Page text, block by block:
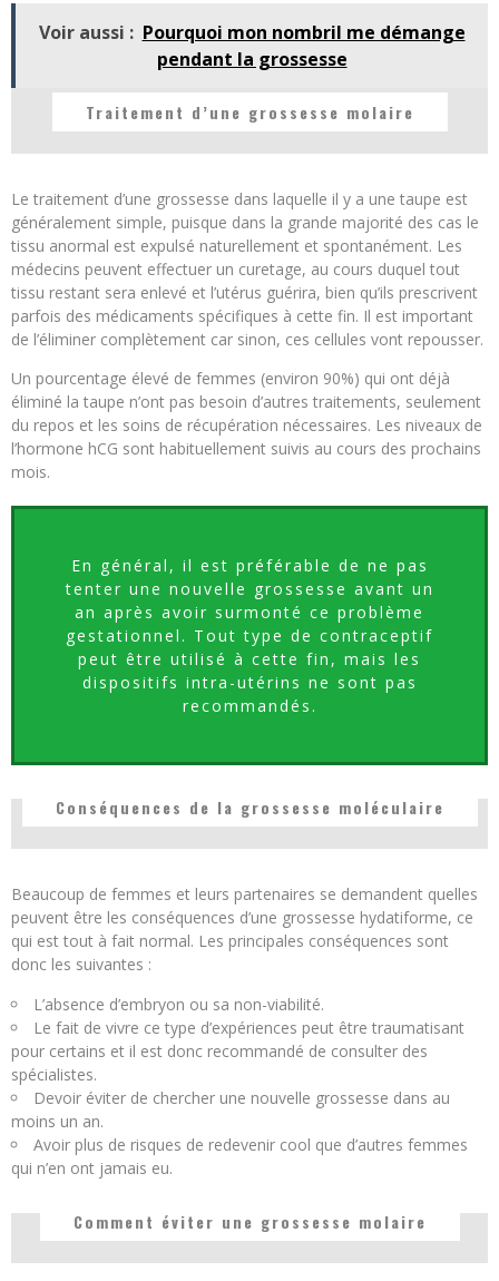
Voir aussi : Pourquoi mon nombril me démange
pendant la grossesse
Traitement d’une grossesse molaire
Le traitement d’une grossesse dans laquelle il y a une taupe est
généralement simple, puisque dans la grande majorité des cas le
tissu anormal est expulsé naturellement et spontanément. Les
médecins peuvent effectuer un curetage, au cours duquel tout
tissu restant sera enlevé et l’utérus guérira, bien qu’ils prescrivent
parfois des médicaments spécifiques à cette fin. Il est important
de l’éliminer complètement car sinon, ces cellules vont repousser.
Un pourcentage élevé de femmes (environ 90%) qui ont déjà
éliminé la taupe n’ont pas besoin d’autres traitements, seulement
du repos et les soins de récupération nécessaires. Les niveaux de
l’hormone hCG sont habituellement suivis au cours des prochains
mois.
En général, il est préférable de ne pas
tenter une nouvelle grossesse avant un
an après avoir surmonté ce problème
gestationnel. Tout type de contraceptif
peut être utilisé à cette fin, mais les
dispositifs intra-utérins ne sont pas
recommandés.
Conséquences de la grossesse moléculaire
Beaucoup de femmes et leurs partenaires se demandent quelles
peuvent être les conséquences d’une grossesse hydatiforme, ce
qui est tout à fait normal. Les principales conséquences sont
donc les suivantes :
L’absence d’embryon ou sa non-viabilité.
Le fait de vivre ce type d’expériences peut être traumatisant
pour certains et il est donc recommandé de consulter des
spécialistes.
Devoir éviter de chercher une nouvelle grossesse dans au
moins un an.
Avoir plus de risques de redevenir cool que d’autres femmes
qui n’en ont jamais eu.
Comment éviter une grossesse molaire